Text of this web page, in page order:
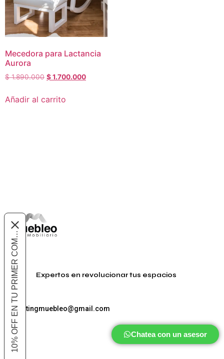
Mecedora para Lactancia
Aurora
$1.890.000 $1.700.000
Añadir al carrito
Expertos en revolucionar tus espacios
marketingmuebleo@gmail.com
Chatea con un asesor
10% OFF EN TU PRIMER COMPRA